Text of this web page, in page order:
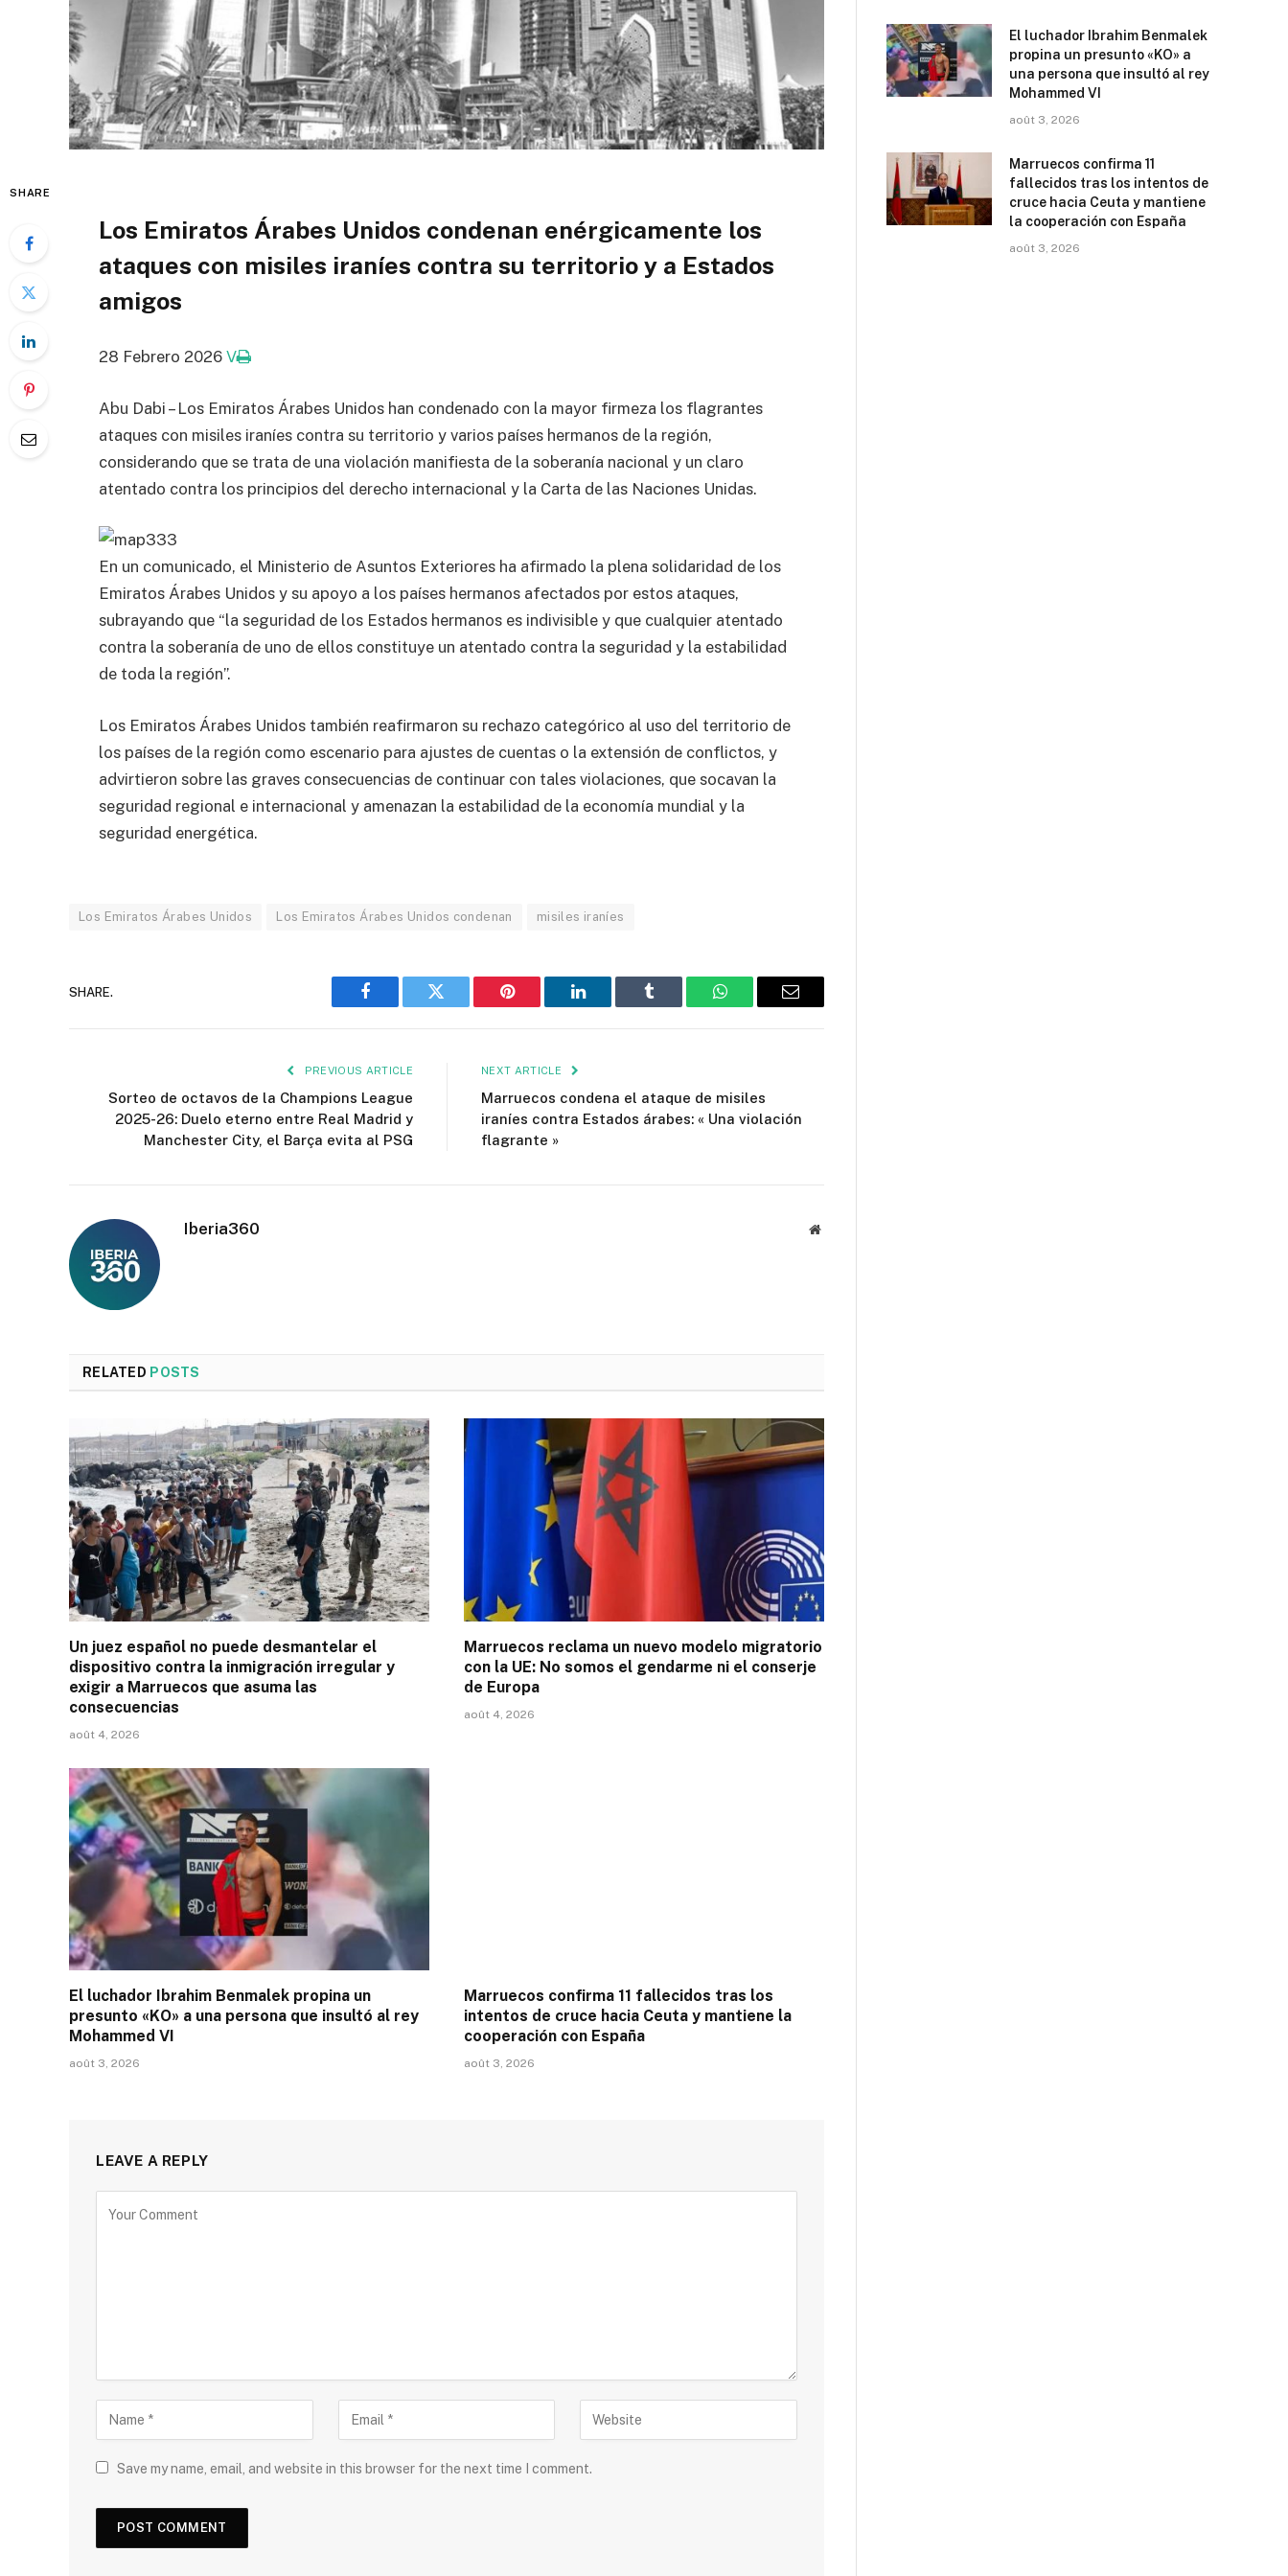
SHARE
Los Emiratos Árabes Unidos condenan enérgicamente los
ataques con misiles iraníes contra su territorio y a Estados
amigos
28 Febrero 2026 V
Abu Dabi – Los Emiratos Árabes Unidos han condenado con la mayor firmeza los flagrantes
ataques con misiles iraníes contra su territorio y varios países hermanos de la región,
considerando que se trata de una violación manifiesta de la soberanía nacional y un claro
atentado contra los principios del derecho internacional y la Carta de las Naciones Unidas.
En un comunicado, el Ministerio de Asuntos Exteriores ha afirmado la plena solidaridad de los
Emiratos Árabes Unidos y su apoyo a los países hermanos afectados por estos ataques,
subrayando que “la seguridad de los Estados hermanos es indivisible y que cualquier atentado
contra la soberanía de uno de ellos constituye un atentado contra la seguridad y la estabilidad
de toda la región”.
Los Emiratos Árabes Unidos también reafirmaron su rechazo categórico al uso del territorio de
los países de la región como escenario para ajustes de cuentas o la extensión de conflictos, y
advirtieron sobre las graves consecuencias de continuar con tales violaciones, que socavan la
seguridad regional e internacional y amenazan la estabilidad de la economía mundial y la
seguridad energética.
Los Emiratos Árabes Unidos Los Emiratos Árabes Unidos condenan misiles iraníes
SHARE.
Facebook Twitter Pinterest LinkedIn Tumblr WhatsAppEmail
PREVIOUS ARTICLE
Sorteo de octavos de la Champions League
2025-26: Duelo eterno entre Real Madrid y
Manchester City, el Barça evita al PSG
NEXT ARTICLE
Marruecos condena el ataque de misiles
iraníes contra Estados árabes: « Una violación
flagrante »
Iberia360 Website
RELATED POSTS
Un juez español no puede desmantelar el
dispositivo contra la inmigración irregular y
exigir a Marruecos que asuma las
consecuencias
août 4, 2026
Marruecos reclama un nuevo modelo migratorio
con la UE: No somos el gendarme ni el conserje
de Europa
août 4, 2026
El luchador Ibrahim Benmalek propina un
presunto «KO» a una persona que insultó al rey
Mohammed VI
août 3, 2026
Marruecos confirma 11 fallecidos tras los
intentos de cruce hacia Ceuta y mantiene la
cooperación con España
août 3, 2026
LEAVE A REPLY
Save my name, email, and website in this browser for the next time I comment.
El luchador Ibrahim Benmalek
propina un presunto «KO» a
una persona que insultó al rey
Mohammed VI
août 3, 2026
Marruecos confirma 11
fallecidos tras los intentos de
cruce hacia Ceuta y mantiene
la cooperación con España
août 3, 2026